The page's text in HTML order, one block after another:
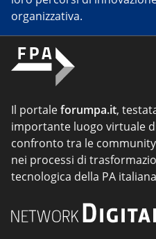
organizzativa.
Il portaleforumpa.it,
importante luogo virtuale
confronto tra le
nei processi di
tecnologica della PA